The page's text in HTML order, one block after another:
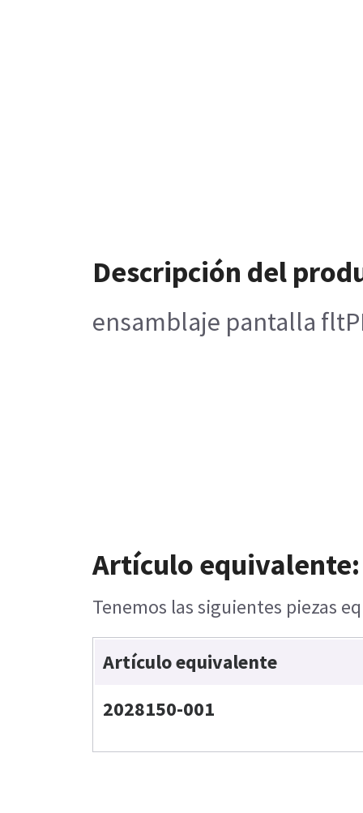
Descripción del
ensamblaje pantalla
Artículo equivalente:
Tenemos las siguientes piezas
Artículo equivalente
2028150-001